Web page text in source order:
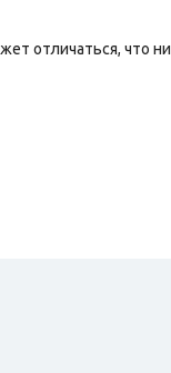
отличаться, что